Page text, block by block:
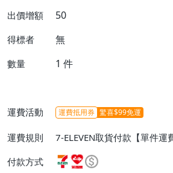
出價增額 50
得標者 無
數量 1 件
運費活動 運費抵用券 驚喜$99免運
運費規則
7-ELEVEN取貨付款【單件運
件或消費滿$20000免運費】
付款【單件運費$60、滿20件
付款方式